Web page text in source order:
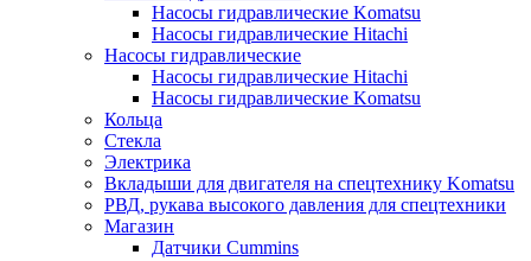
Насосы гидравлические Komatsu
Насосы гидравлические Hitachi
Насосы гидравлические
Насосы гидравлические Hitachi
Насосы гидравлические Komatsu
Кольца
Стекла
Электрика
Вкладыши для двигателя на спецтехнику Komatsu
РВД, рукава высокого давления для спецтехники
Магазин
Датчики Cummins